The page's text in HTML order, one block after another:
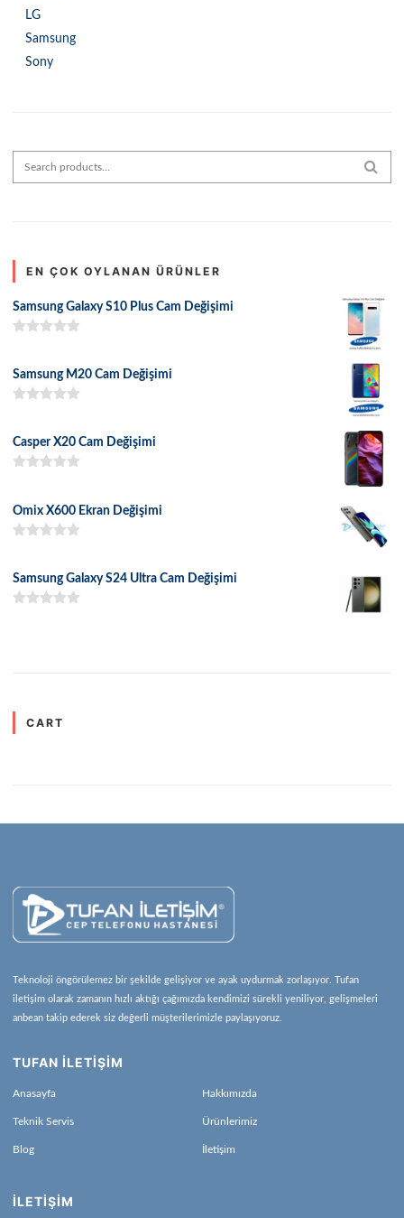
LG
Samsung
Sony
Search for:
EN ÇOK OYLANAN ÜRÜNLER
Samsung Galaxy S10 Plus Cam Değişimi
Samsung M20 Cam Değişimi
Casper X20 Cam Değişimi
Omix X600 Ekran Değişimi
Samsung Galaxy S24 Ultra Cam Değişimi
CART
Teknoloji öngörülemez bir şekilde gelişiyor ve ayak uydurmak zorlaşıyor. Tufan
iletişim olarak zamanın hızlı aktığı çağımızda kendimizi sürekli yeniliyor, gelişmeleri
anbean takip ederek siz değerli müşterilerimizle paylaşıyoruz.
TUFAN İLETİŞİM
Anasayfa Hakkımızda
Teknik Servis Ürünlerimiz
Blog İletişim
İLETIŞIM